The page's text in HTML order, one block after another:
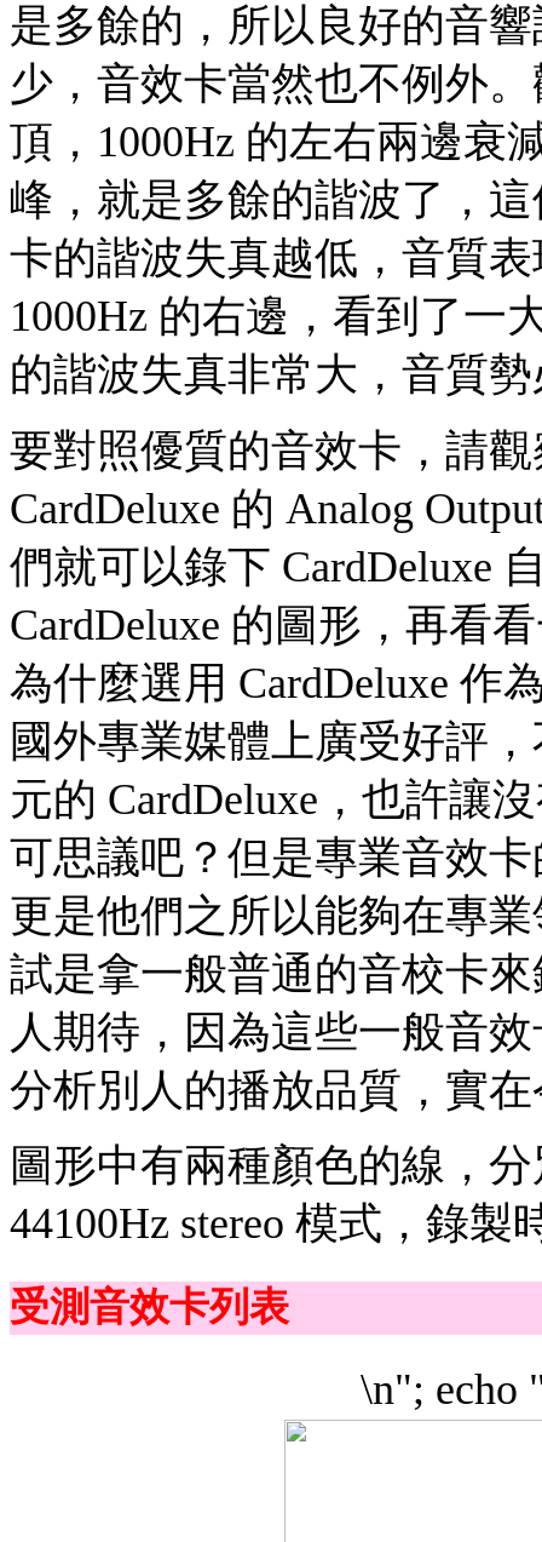
是多餘的，所以良好的音
少，音效卡當然也不例外
頂，1000Hz 的左右兩邊衰
峰，就是多餘的諧波了，
卡的諧波失真越低，音質
1000Hz 的右邊，看到了一
的諧波失真非常大，音質
要對照優質的音效卡，請
CardDeluxe 的 Analog
們就可以錄下 CardDeluxe
CardDeluxe 的圖形，再看
為什麼選用 CardDeluxe 作
國外專業媒體上廣受好評
元的 CardDeluxe，也許讓
可思議吧？但是專業音效
更是他們之所以能夠在專
試是拿一般普通的音校卡
人期待，因為這些一般音
分析別人的播放品質，實
圖形中有兩種顏色的線，
44100Hz stereo 模式，錄製
受測音效卡列表
\n"; echo